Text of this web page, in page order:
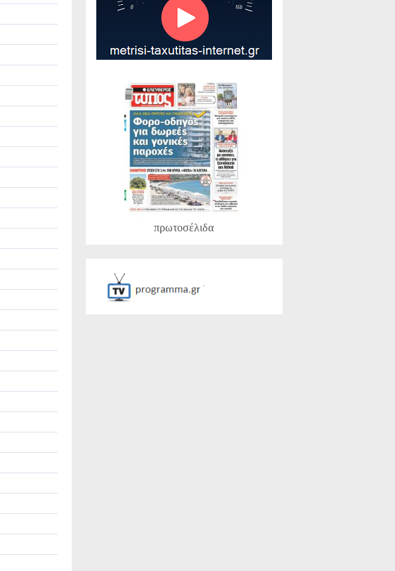
πρωτοσέλιδα